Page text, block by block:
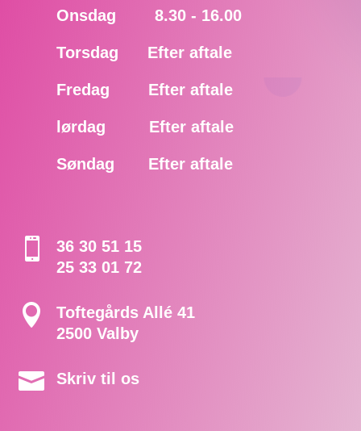
Onsdag 8.30 - 16.00
Torsdag Efter aftale
Fredag Efter aftale
lørdag Efter aftale
Søndag Efter aftale

36 30 51 15
25 33 01 72

Toftegårds Allé 41
2500 Valby
 Skriv til os